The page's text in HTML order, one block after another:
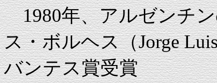
1980年、アルゼンチン
ス・ボルヘス（Jorge
バンテス賞受賞